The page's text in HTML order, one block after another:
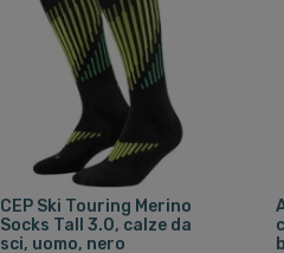
CEP Ski Touring Merino
Socks Tall 3.0, calze da
sci, uomo, nero